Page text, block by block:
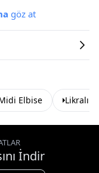
göz at
Elbise Likralı
İndir